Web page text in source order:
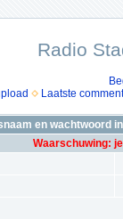
Radio
Laatste
en wachtwoord
Waarschuwing: